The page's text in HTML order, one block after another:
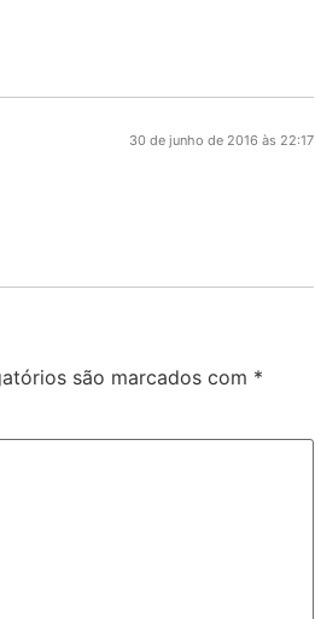
30 de junho de 2016 às 22:17
são marcados com *